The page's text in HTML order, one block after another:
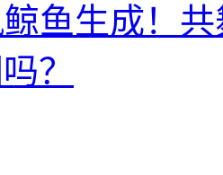
鱼生成！
？